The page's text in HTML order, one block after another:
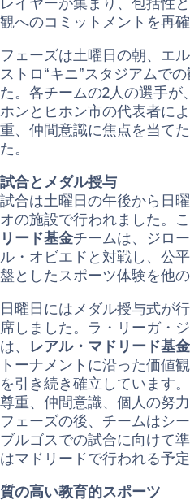
観へのコミットメントを再確
フェーズは土曜日の朝、エ
ストロ“キニ”スタジアムで
た。各チームの2人の選手が
ホンとヒホン市の代表者に
重、仲間意識に焦点を当て
た。
試合とメダル授与
試合は土曜日の午後から日
オの施設で行われました。こ
リード基金チームは、ジロ
ル・オビエドと対戦し、公
盤としたスポーツ体験を他
日曜日にはメダル授与式が
席しました。ラ・リーガ・
は、 レアル・マドリード基金
トーナメントに沿った価値
を引き続き確立しています
尊重、仲間意識、個人の努
フェーズの後、チームはシ
ブルゴスでの試合に向けて
はマドリードで行われる予定
質の高い教育的スポーツ